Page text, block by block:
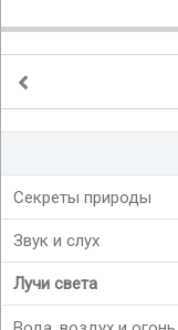
Секреты природы
Звук и слух
Лучи света